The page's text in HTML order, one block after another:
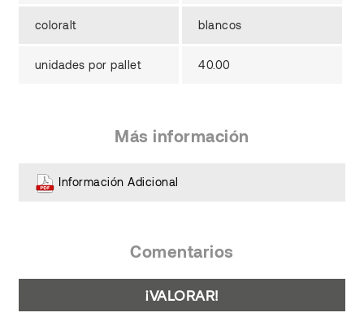
coloralt blancos
unidades por pallet 40.00
Más información
Información Adicional
Comentarios
¡VALORAR!